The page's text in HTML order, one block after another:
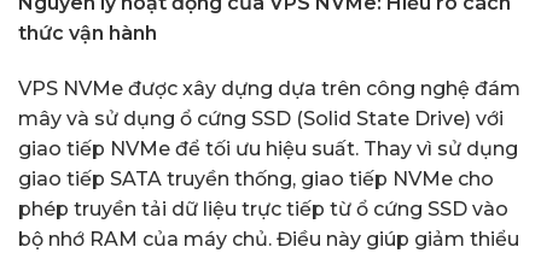
thức vận hành
VPS NVMe được xây dựng dựa trên công nghệ đám
mây và sử dụng ổ cứng SSD (Solid State Drive) với
giao tiếp NVMe để tối ưu hiệu suất. Thay vì sử dụng
giao tiếp SATA truyền thống, giao tiếp NVMe cho
phép truyền tải dữ liệu trực tiếp từ ổ cứng SSD vào
bộ nhớ RAM của máy chủ. Điều này giúp giảm thiểu